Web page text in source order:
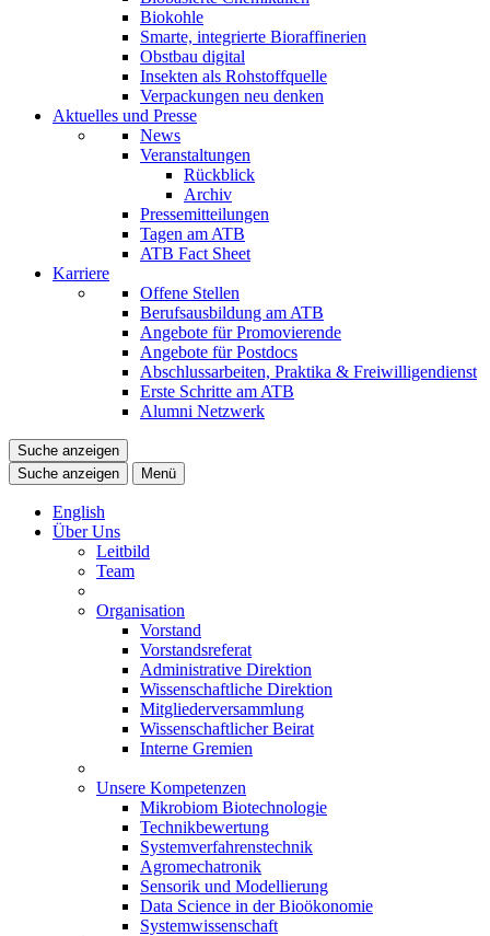
Biokohle
Smarte, integrierte Bioraffinerien
Obstbau digital
Insekten als Rohstoffquelle
Verpackungen neu denken
Aktuelles und Presse
News
Veranstaltungen
Rückblick
Archiv
Pressemitteilungen
Tagen am ATB
ATB Fact Sheet
Karriere
Offene Stellen
Berufsausbildung am ATB
Angebote für Promovierende
Angebote für Postdocs
Abschlussarbeiten, Praktika & Freiwilligendienst
Erste Schritte am ATB
Alumni Netzwerk
Suche anzeigen
Suche anzeigen
Menü
English
Über Uns
Leitbild
Team
Organisation
Vorstand
Vorstandsreferat
Administrative Direktion
Wissenschaftliche Direktion
Mitgliederversammlung
Wissenschaftlicher Beirat
Interne Gremien
Unsere Kompetenzen
Mikrobiom Biotechnologie
Technikbewertung
Systemverfahrenstechnik
Agromechatronik
Sensorik und Modellierung
Data Science in der Bioökonomie
Systemwissenschaft